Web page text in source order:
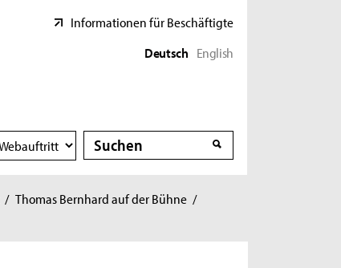
Informationen für Beschäftigte
Deutsch English
Suche
Suche
/ Thomas Bernhard auf der Bühne /